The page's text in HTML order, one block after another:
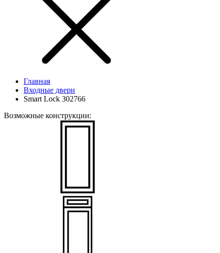
Главная
Входные двери
Smart Lock 302766
Возможные конструкции: